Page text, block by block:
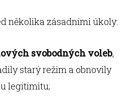
několika zásadními úkoly:
svobodných voleb,
starý režim a obnovily
legitimitu;